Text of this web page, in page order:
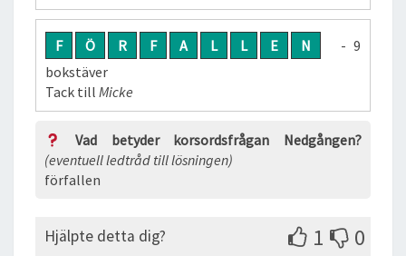
F Ö R F A L L E N
- 9
bokstäver
Tack till Micke
Vad betyder korsordsfrågan Nedgången?
(eventuell ledtråd till lösningen)
förfallen
Hjälpte detta dig? 1 0